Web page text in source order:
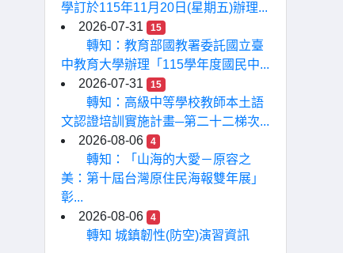
學訂於115年11月20日(星期五)辦理...
2026-07-31
15
轉知：教育部國教署委託國立臺
中教育大學辦理「115學年度國民中...
2026-07-31
15
轉知：高級中等學校教師本土語
文認證培訓實施計畫─第二十二梯次...
2026-08-06
4
轉知：「山海的大愛－原容之
美：第十屆台灣原住民海報雙年展」
彰...
2026-08-06
4
轉知 城鎮韌性(防空)演習資訊